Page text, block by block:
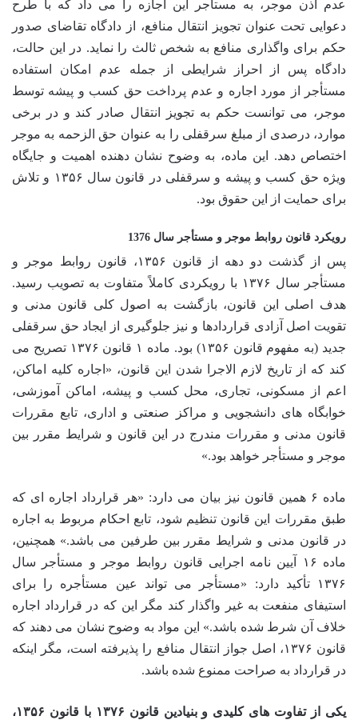
عدم اذن موجر، به مستأجر این اجازه را می داد که با طرح
دعوایی تحت عنوان تجویز انتقال منافع، از دادگاه تقاضای صدور
حکم برای واگذاری منافع به شخص ثالث را نماید. در این حالت،
دادگاه پس از احراز شرایطی از جمله عدم امکان استفاده
مستأجر از مورد اجاره و عدم پرداخت حق کسب و پیشه توسط
موجر، می توانست حکم به تجویز انتقال صادر کند و در برخی
موارد، درصدی از مبلغ سرقفلی را به عنوان حق الزحمه به موجر
اختصاص دهد. این ماده، به وضوح نشان دهنده اهمیت و جایگاه
ویژه حق کسب و پیشه و سرقفلی در قانون سال ۱۳۵۶ و تلاش
برای حمایت از این حقوق بود.
رویکرد قانون روابط موجر و مستأجر سال 1376
پس از گذشت دو دهه از قانون ۱۳۵۶، قانون روابط موجر و
مستأجر سال ۱۳۷۶ با رویکردی کاملاً متفاوت به تصویب رسید.
هدف اصلی این قانون، بازگشت به اصول کلی قانون مدنی و
تقویت اصل آزادی قراردادها و نیز جلوگیری از ایجاد حق سرقفلی
جدید (به مفهوم قانون ۱۳۵۶) بود. ماده ۱ قانون ۱۳۷۶ تصریح می
کند که از تاریخ لازم الاجرا شدن این قانون، «اجاره کلیه اماکن،
اعم از مسکونی، تجاری، محل کسب و پیشه، اماکن آموزشی،
خوابگاه های دانشجویی و مراکز صنعتی و اداری، تابع مقررات
قانون مدنی و مقررات مندرج در این قانون و شرایط مقرر بین
موجر و مستأجر خواهد بود.»
ماده ۶ همین قانون نیز بیان می دارد: «هر قرارداد اجاره ای که
طبق مقررات این قانون تنظیم شود، تابع احکام مربوط به اجاره
در قانون مدنی و شرایط مقرر بین طرفین می باشد.» همچنین،
ماده ۱۶ آیین نامه اجرایی قانون روابط موجر و مستأجر سال
۱۳۷۶ تأکید دارد: «مستأجر می تواند عین مستأجره را برای
استیفای منفعت به غیر واگذار کند مگر این که در قرارداد اجاره
خلاف آن شرط شده باشد.» این مواد به وضوح نشان می دهند که
قانون ۱۳۷۶، اصل جواز انتقال منافع را پذیرفته است، مگر اینکه
در قرارداد به صراحت ممنوع شده باشد.
یکی از تفاوت های کلیدی و بنیادین قانون ۱۳۷۶ با قانون ۱۳۵۶،